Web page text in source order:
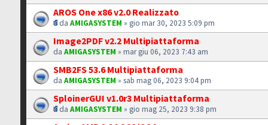
AROS One x86 v2.0 Realizzato
daAMIGASYSTEM » gio mar 30, 2023 5:09 pm
Image2PDF v2.2 Multipiattaforma
daAMIGASYSTEM » mar giu 06, 2023 7:43 am
SMB2FS 53.6 Multipiattaforma
daAMIGASYSTEM » sab mag 06, 2023 9:04 pm
SploinerGUI v1.0r3 Multipiattaforma
daAMIGASYSTEM » gio mag 25, 2023 9:38 pm